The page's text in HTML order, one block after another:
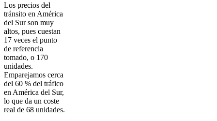
Los precios del
tránsito en América
del Sur son muy
altos, pues cuestan
17 veces el punto
de referencia
tomado, o 170
unidades.
Emparejamos cerca
del 60 % del tráfico
en América del Sur,
lo que da un coste
real de 68 unidades.